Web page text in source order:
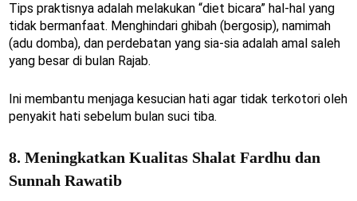
Tips praktisnya adalah melakukan “diet bicara” hal-hal yang
tidak bermanfaat. Menghindari ghibah (bergosip), namimah
(adu domba), dan perdebatan yang sia-sia adalah amal saleh
yang besar di bulan Rajab.
Ini membantu menjaga kesucian hati agar tidak terkotori oleh
penyakit hati sebelum bulan suci tiba.
8. Meningkatkan Kualitas Shalat Fardhu dan
Sunnah Rawatib